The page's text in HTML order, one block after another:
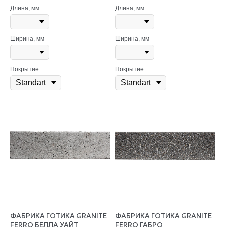
Длина, мм
Ширина, мм
Покрытие
Длина, мм
Ширина, мм
Покрытие
ФАБРИКА ГОТИКА GRANITE
FERRO БЕЛЛА УАЙТ
ФАБРИКА ГОТИКА GRANITE
FERRO ГАБРО